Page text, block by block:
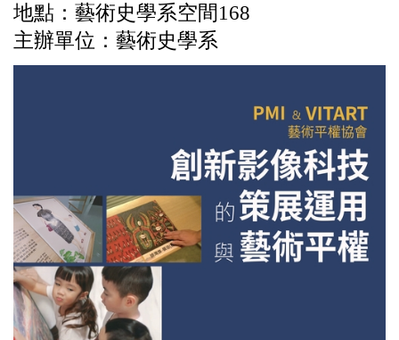
地點：藝術史學系空間168
主辦單位：藝術史學系